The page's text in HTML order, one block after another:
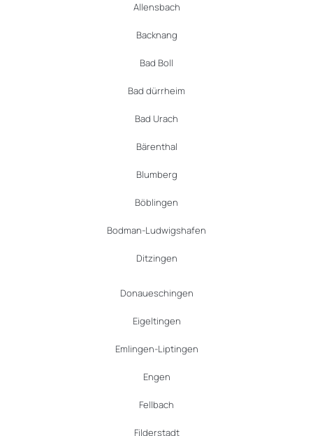
Allensbach
Backnang
Bad Boll
Bad dürrheim
Bad Urach
Bärenthal
Blumberg
Böblingen
Bodman-Ludwigshafen
Ditzingen
Donaueschingen
Eigeltingen
Emlingen-Liptingen
Engen
Fellbach
Filderstadt